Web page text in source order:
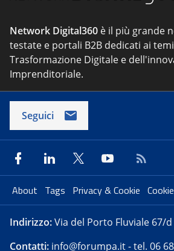
Network Digital360 è il più grande
testate e portali B2B dedicati ai
Trasformazione Digitale e
Imprenditoriale.
Seguici
About Tags Privacy & Cookie
Indirizzo:Via del Porto Fluviale 67/d
Contatti: info@forumpa.it- tel. 06